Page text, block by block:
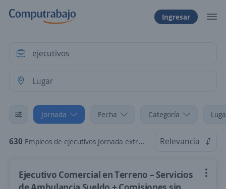
Ingresar
Jornada Fecha Categoría
630 Empleos de ejecutivos Jornada extraordinaria Relevancia
Ejecutivo Comercial en Terreno – Servicios